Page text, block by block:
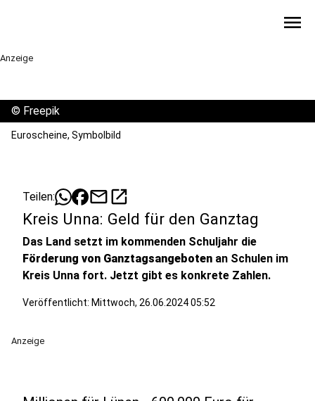
menu
Anzeige
© Freepik
Euroscheine, Symbolbild
Teilen: mailopen_in_new
Kreis Unna: Geld für den Ganztag
Das Land setzt im kommenden Schuljahr die
Förderung von Ganztagsangeboten an Schulen im
Kreis Unna fort. Jetzt gibt es konkrete Zahlen.
Veröffentlicht: Mittwoch, 26.06.2024 05:52
Anzeige